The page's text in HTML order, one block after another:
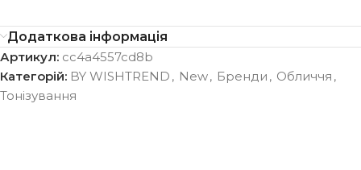
Додаткова інформація
Артикул: cc4a4557cd8b
Категорій: BY WISHTREND , New, Бренди , Обличчя ,
Тонізування